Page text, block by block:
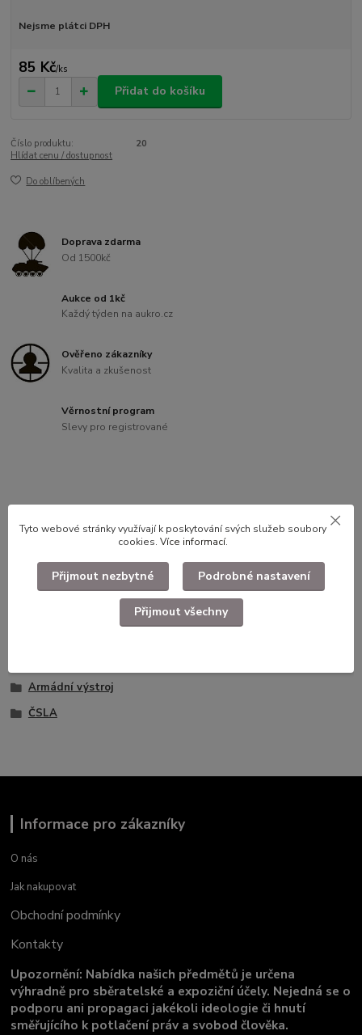
Nejsme plátci DPH
85 Kč/ks
Přidat do košíku
Číslo produktu:
20
Hlídat cenu / dostupnost
Do oblíbených
Doprava zdarma
Od 1500kč
Aukce od 1kč
Každý týden na aukro.cz
Ověřeno zákazníky
Kvalita a zkušenost
Věrnostní program
Slevy pro registrované
Kapuce vz.60 nepoužité dlouhodobě skladované zboží
Armádní výstroj
ČSLA
Informace pro zákazníky
O nás
Jak nakupovat
Obchodní podmínky
Kontakty
Upozornění: Nabídka našich předmětů je určena
výhradně pro sběratelské a expoziční účely. Nejedná se o
podporu ani propagaci jakékoli ideologie či hnutí
směřujícího k potlačení práv a svobod člověka.
Tyto webové stránky využívají k poskytování svých služeb soubory
cookies. Více informací.
Přijmout nezbytné Podrobné nastavení
Přijmout všechny